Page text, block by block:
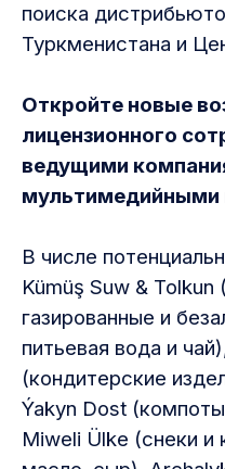
поиска
Туркменистана и
Откройте новые
лицензионного
ведущими
В числе
Kümüş Suw &
газированные и
питьевая вода и
(кондитерские
Ýakyn Dost
Miweli Ülke (снеки и